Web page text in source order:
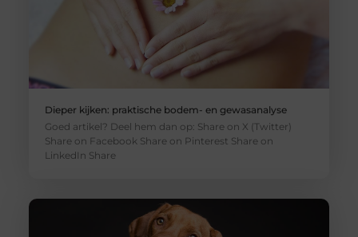
Dieper kijken: praktische bodem- en gewasanalyse
Goed artikel? Deel hem dan op: Share on X (Twitter)
Share on Facebook Share on Pinterest Share on
LinkedIn Share